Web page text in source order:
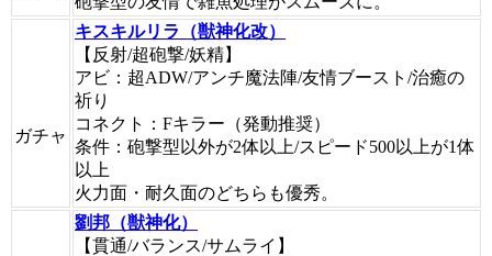
ガチャ
キスキルリラ（獣神化改）
【反射/超砲撃/妖精】
アビ：超ADW/アンチ魔法陣/友情ブースト/治癒の
祈り
コネクト：Fキラー（発動推奨）
条件：砲撃型以外が2体以上/スピード500以上が1体
以上
火力面・耐久面のどちらも優秀。
劉邦（獣神化）
【貫通/バランス/サムライ】